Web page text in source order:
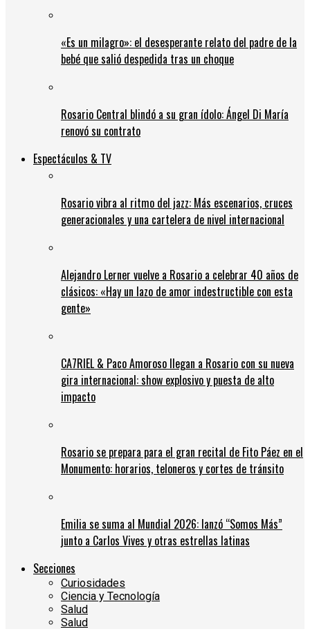
«Es un milagro»: el desesperante relato del padre de la
bebé que salió despedida tras un choque
Rosario Central blindó a su gran ídolo: Ángel Di María
renovó su contrato
Espectáculos & TV
Rosario vibra al ritmo del jazz: Más escenarios, cruces
generacionales y una cartelera de nivel internacional
Alejandro Lerner vuelve a Rosario a celebrar 40 años de
clásicos: «Hay un lazo de amor indestructible con esta
gente»
CA7RIEL & Paco Amoroso llegan a Rosario con su nueva
gira internacional: show explosivo y puesta de alto
impacto
Rosario se prepara para el gran recital de Fito Páez en el
Monumento: horarios, teloneros y cortes de tránsito
Emilia se suma al Mundial 2026: lanzó “Somos Más”
junto a Carlos Vives y otras estrellas latinas
Secciones
Curiosidades
Ciencia y Tecnología
Salud
Salud